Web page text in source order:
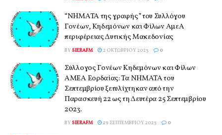
“ΝΗΜΑΤΑ της γραφής” του Συλλόγου
Γονέων, Κηδεμόνων και Φίλων ΑμεΑ
περιφέρειας Δυτικής Μακεδονίας
BY SIERAFM 2 ΟΚΤΩΒΡΊΟΥ 2023 0
Σύλλoγος Γονέων Κηδεμόνων και Φίλων
ΑΜΕΑ Εορδαίας: Τα ΝΗΜΑΤΑ του
Σεπτεμβρίου ξετυλίχτηκαν από την
Παρασκευή 22 ως τη Δευτέρα 25 Σεπτεμβρίου
2023.
BY SIERAFM 29 ΣΕΠΤΕΜΒΡΊΟΥ 2023 0